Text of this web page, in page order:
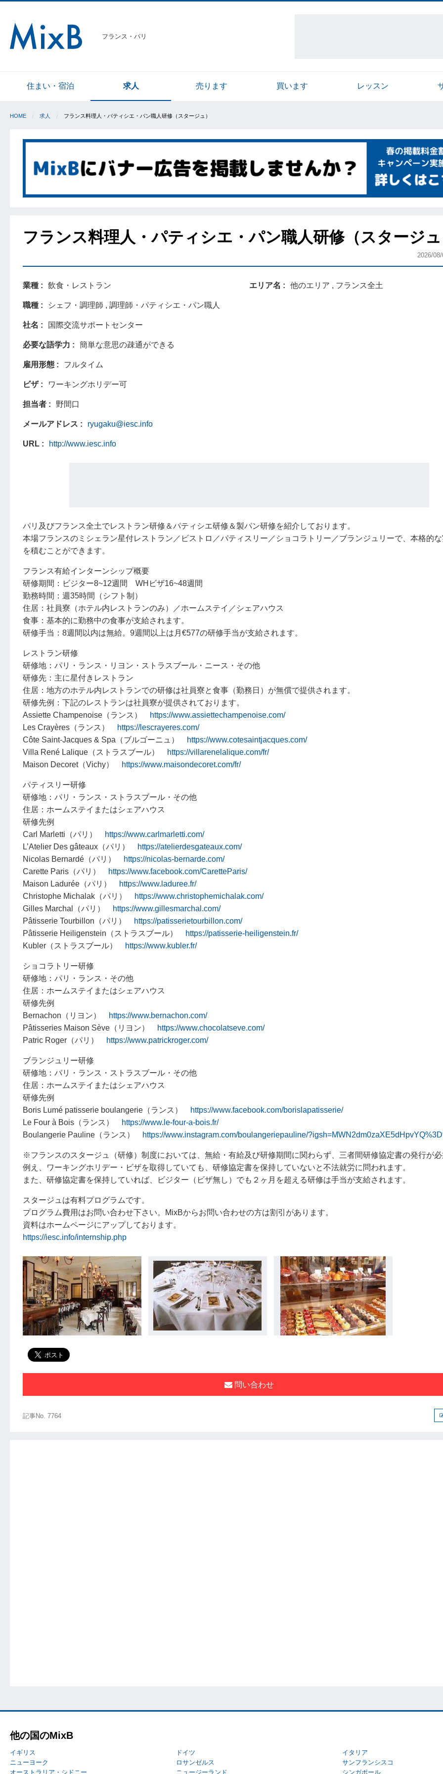
フランス・パリ
住まい・宿泊 求人 売ります 買います レッスン
HOME 求人 フランス料理人・パティシエ・パン職人研修（スタージュ）
フランス料理人・パティシエ・パン職人研修（スタージ
2026/
業種 飲食・レストラン
職種 シェフ・調理師 , 調理師・パティシエ・パン職人
社名 国際交流サポートセンター
必要な語学力 簡単な意思の疎通ができる
雇用形態 フルタイム
ビザ ワーキングホリデー可
担当者 野間口
メールアドレス ryugaku@iesc.info
URL http://www.iesc.info
エリア名 他のエリア , フランス全土
パリ及びフランス全土でレストラン研修＆パティシエ研修＆製パン研修を紹介しております。
本場フランスのミシェラン星付レストラン／ビストロ／パティスリー／ショコラトリー／ブランジュリーで、本格的
を積むことができます。
フランス有給インターンシップ概要
研修期間：ビジター8~12週間 WHビザ16~48週間
勤務時間：週35時間（シフト制）
住居：社員寮（ホテル内レストランのみ）／ホームステイ／シェアハウス
食事：基本的に勤務中の食事が支給されます。
研修手当：8週間以内は無給。9週間以上は月€577の研修手当が支給されます。
レストラン研修
研修地：パリ・ランス・リヨン・ストラスブール・ニース・その他
研修先：主に星付きレストラン
住居：地方のホテル内レストランでの研修は社員寮と食事（勤務日）が無償で提供されます。
研修先例：下記のレストランは社員寮が提供されております。
Assiette Champenoise（ランス）
https://www.assiettechampenoise.com/
Les Crayères（ランス）
https://lescrayeres.com/
Côte Saint-Jacques & Spa（ブルゴーニュ）
https://www.cotesaintjacques.com/
Villa René Lalique（ストラスブール）
https://villarenelalique.com/fr/
Maison Decoret（Vichy）
https://www.maisondecoret.com/fr/
パティスリー研修
研修地：パリ・ランス・ストラスブール・その他
住居：ホームステイまたはシェアハウス
研修先例
Carl Marletti（パリ）
https://www.carlmarletti.com/
L’Atelier Des gâteaux（パリ）
https://atelierdesgateaux.com/
Nicolas Bernardé（パリ）
https://nicolas-bernarde.com/
Carette Paris（パリ）
https://www.facebook.com/CaretteParis/
Maison Ladurée（パリ）
https://www.laduree.fr/
Christophe Michalak（パリ）
https://www.christophemichalak.com/
Gilles Marchal（パリ）
https://www.gillesmarchal.com/
Pâtisserie Tourbillon（パリ）
https://patisserietourbillon.com/
Pâtisserie Heiligenstein（ストラスブール）
https://patisserie-heiligenstein.fr/
Kubler（ストラスブール）
https://www.kubler.fr/
ショコラトリー研修
研修地：パリ・ランス・その他
住居：ホームステイまたはシェアハウス
研修先例
Bernachon（リヨン）
https://www.bernachon.com/
Pâtisseries Maison Sève（リヨン）
https://www.chocolatseve.com/
Patric Roger（パリ）
https://www.patrickroger.com/
ブランジュリー研修
研修地：パリ・ランス・ストラスブール・その他
住居：ホームステイまたはシェアハウス
研修先例
Boris Lumé patisserie boulangerie（ランス）
https://www.facebook.com/borislapatisserie/
Le Four à Bois（ランス）
https://www.le-four-a-bois.fr/
Boulangerie Pauline（ランス）
https://www.instagram.com/boulangeriepauline/
※フランスのスタージュ（研修）制度においては、無給・有給及び研修期間に関わらず、三者間研修協定書の発行が
例え、ワーキングホリデー・ビザを取得していても、研修協定書を保持していないと不法就労に問われます。
また、研修協定書を保持していれば、ビジター（ビザ無し）でも２ヶ月を超える研修は手当が支給されます。
スタージュは有料プログラムです。
プログラム費用はお問い合わせ下さい。MixBからお問い合わせの方は割引があります。
資料はホームページにアップしております。
https://iesc.info/internship.php
問い合わせ
記事No. 7764
他の国のMixB
イギリス ドイツ
イタリア
ニューヨーク
ロサンゼルス
サンフランシスコ
オーストラリア・シドニー
ニュージーランド シンガポール